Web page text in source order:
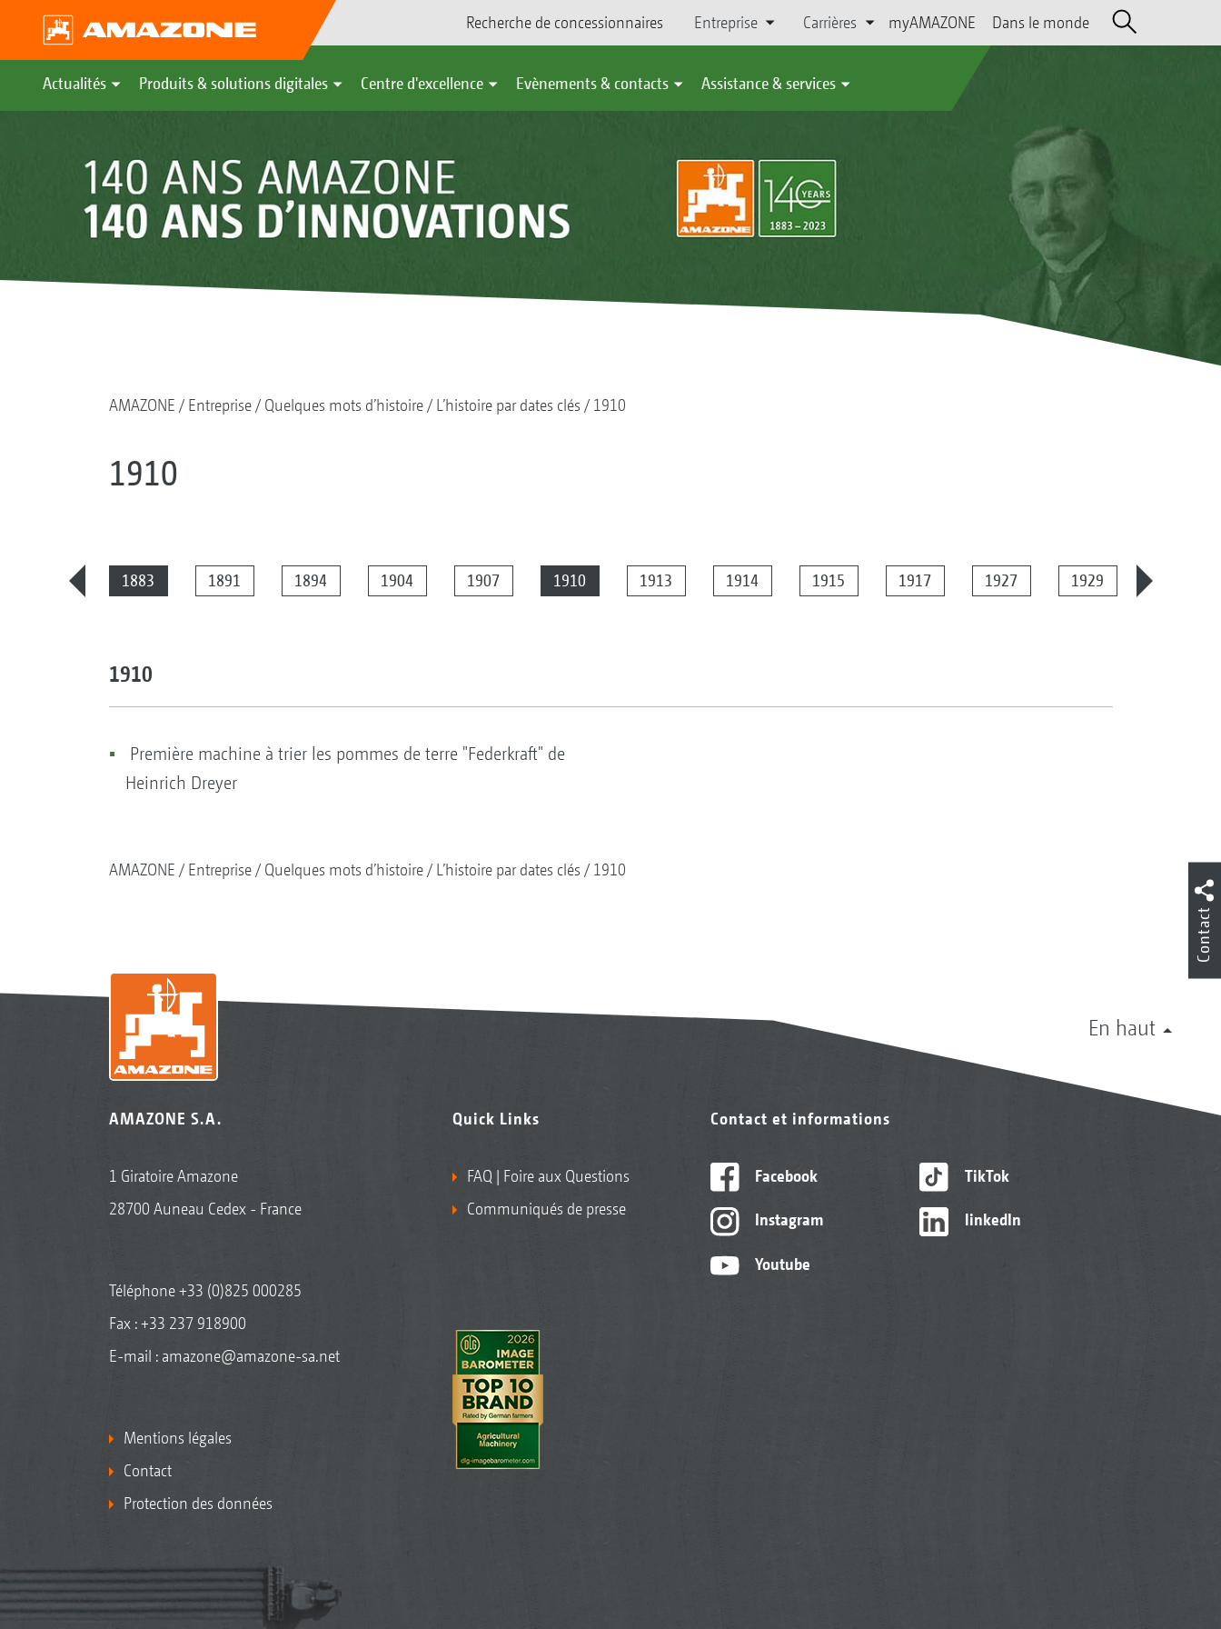
Recherche de concessionnaires Entreprise Carrières myAMAZONE Dans le monde
Actualités Produits & solutions digitales Centre d'excellence Evènements & contacts Assistance & services
AMAZONE Entreprise Quelques mots d’histoire L’histoire par dates clés 1910
1910
1883 1891 1894 1904 1907 1910 1913 1914 1915 1917 1927 1929
1910
Première machine à trier les pommes de terre "Federkraft" de
Heinrich Dreyer
AMAZONE Entreprise Quelques mots d’histoire L’histoire par dates clés 1910
En haut
AMAZONE S.A.
1 Giratoire Amazone
28700 Auneau Cedex - France
Téléphone+33 (0)825 000285
Fax : +33 237 918900
E-mail : amazone@amazone-sa.net
Mentions légales
Contact
Protection des données
Quick Links
FAQ | Foire aux Questions
Communiqués de presse
Contact et informations
Facebook
Instagram
Youtube
TikTok
linkedIn
Contact